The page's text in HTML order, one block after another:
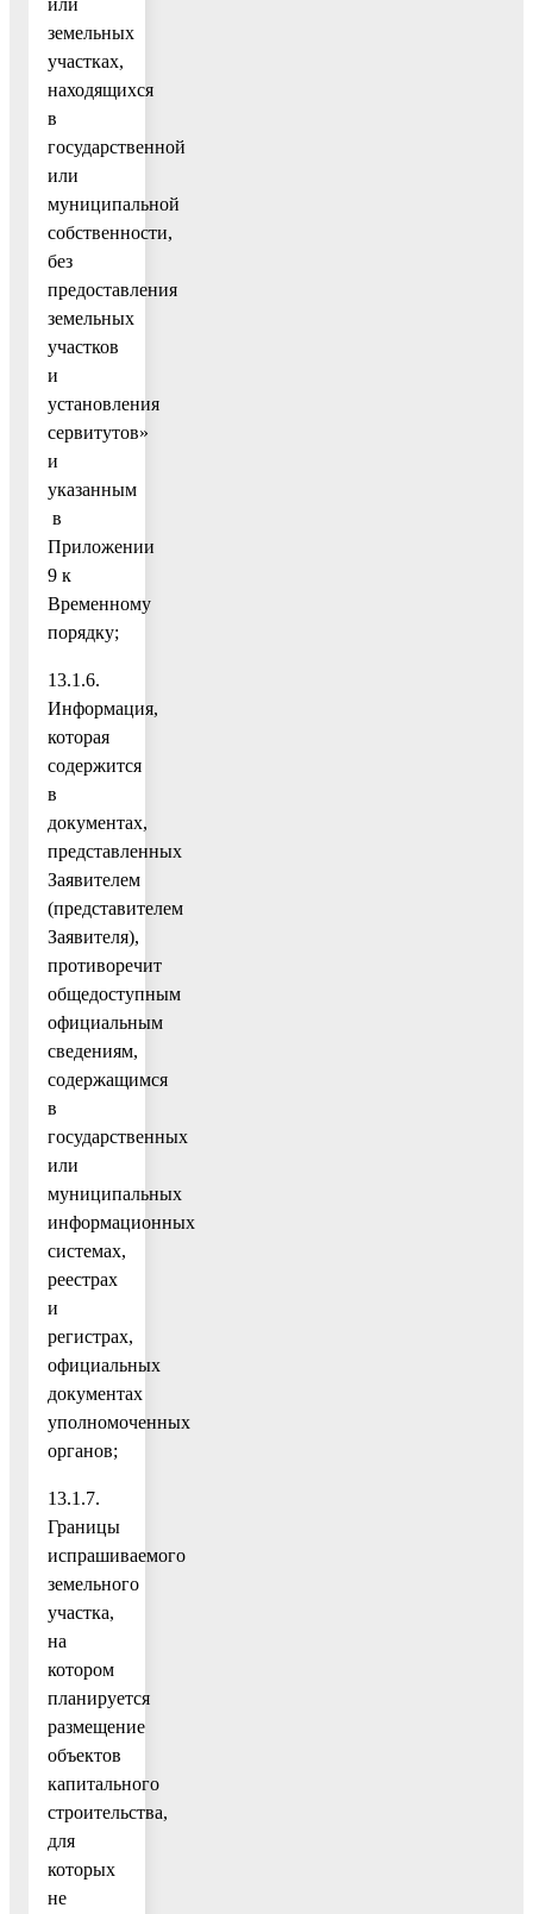
земельных
участках,
находящихся
в
государственной
или
муниципальной
собственности,
без
предоставления
земельных
участков
и
установления
сервитутов»
и
указанным
в
Приложении
9 к
Временному
порядку;
13.1.6.
Информация,
которая
содержится
в
документах,
представленных
Заявителем
(представителем
Заявителя),
противоречит
общедоступным
официальным
сведениям,
содержащимся
в
государственных
или
муниципальных
информационных
системах,
реестрах
и
регистрах,
официальных
документах
уполномоченных
органов;
13.1.7.
Границы
испрашиваемого
земельного
участка,
на
котором
планируется
размещение
объектов
капитального
строительства,
для
которых
не